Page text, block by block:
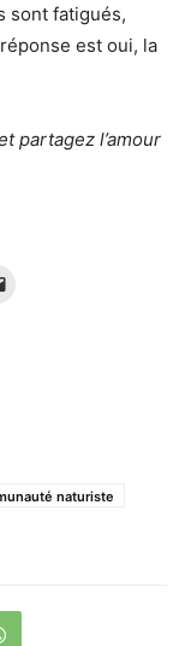
sont fatigués,
est oui, la
partagez l’amour
naturiste